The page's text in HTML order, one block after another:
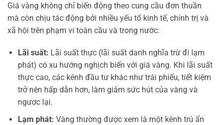
Giá vàng không chỉ biến động theo cung cầu đơn thuần
mà còn chịu tác động bởi nhiều yếu tố kinh tế, chính trị và
xã hội trên phạm vi toàn cầu và trong nước:
Lãi suất: Lãi suất thực (lãi suất danh nghĩa trừ đi lạm
phát) có xu hướng nghịch biến với giá vàng. Khi lãi suất
thực cao, các kênh đầu tư khác như trái phiếu, tiết kiệm
trở nên hấp dẫn hơn, làm giảm sức hút của vàng và
ngược lại.
Lạm phát: Vàng thường được xem là một kênh trú ẩn